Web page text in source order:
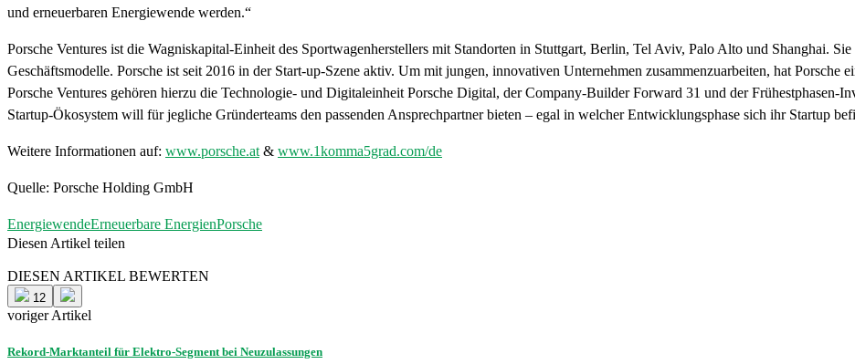
und erneuerbaren Energiewende werden.“
Porsche Ventures ist die Wagniskapital-Einheit des Sportwagenherstellers mit Standorten in Stuttgart, Berlin, Tel Aviv, Palo Alto und Shanghai.
Geschäftsmodelle. Porsche ist seit 2016 in der Start-up-Szene aktiv. Um mit jungen, innovativen Unternehmen zusammenzuarbeiten, hat Porsche
Porsche Ventures gehören hierzu die Technologie- und Digitaleinheit Porsche Digital, der Company-Builder Forward 31 und der Frühestphasen-
Startup-Ökosystem will für jegliche Gründerteams den passenden Ansprechpartner bieten – egal in welcher Entwicklungsphase sich ihr Startup
Weitere Informationen auf: www.porsche.at & www.1komma5grad.com/de
Quelle: Porsche Holding GmbH
EnergiewendeErneuerbare EnergienPorsche
Diesen Artikel teilen
DIESEN ARTIKEL BEWERTEN
12
voriger Artikel
Rekord-Marktanteil für Elektro-Segment bei Neuzulassungen